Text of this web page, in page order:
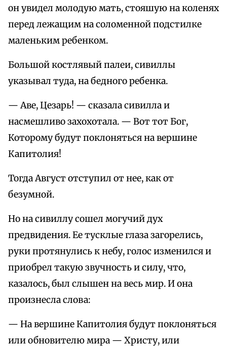
он увидел молодую мать, стояшую на коленях
перед лежащим на соломенной подстилке
маленьким ребенком.
Большой костлявый палеи, сивиллы
указывал туда, на бедного ребенка.
— Аве, Цезарь! — сказала сивилла и
насмешливо захохотала. — Вот тот Бог,
Которому будут поклоняться на вершине
Капитолия!
Тогда Август отступил от нее, как от
безумной.
Но на сивиллу сошел могучий дух
предвидения. Ее тусклые глаза загорелись,
руки протянулись к небу, голос изменился и
приобрел такую звучность и силу, что,
казалось, был слышен на весь мир. И она
произнесла слова:
— На вершине Капитолия будут поклоняться
или обновителю мира — Христу, или